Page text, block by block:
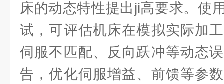
床的动态特性提出ji高要求。使
试，可评估机床在模拟实际加
伺服不匹配、反向跃冲等动态
告，优化伺服增益、前馈等参